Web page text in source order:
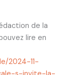
de la
lire en
2024-11-